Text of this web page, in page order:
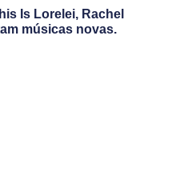
Is Lorelei, Rachel
músicas novas.